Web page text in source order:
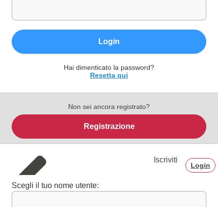
Login
Hai dimenticato la password?
Resetta qui
Non sei ancora registrato?
Registrazione
Iscriviti
Login
Scegli il tuo nome utente: